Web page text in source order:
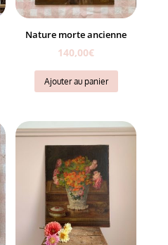
Nature morte ancienne
140,00€
Ajouter au panier